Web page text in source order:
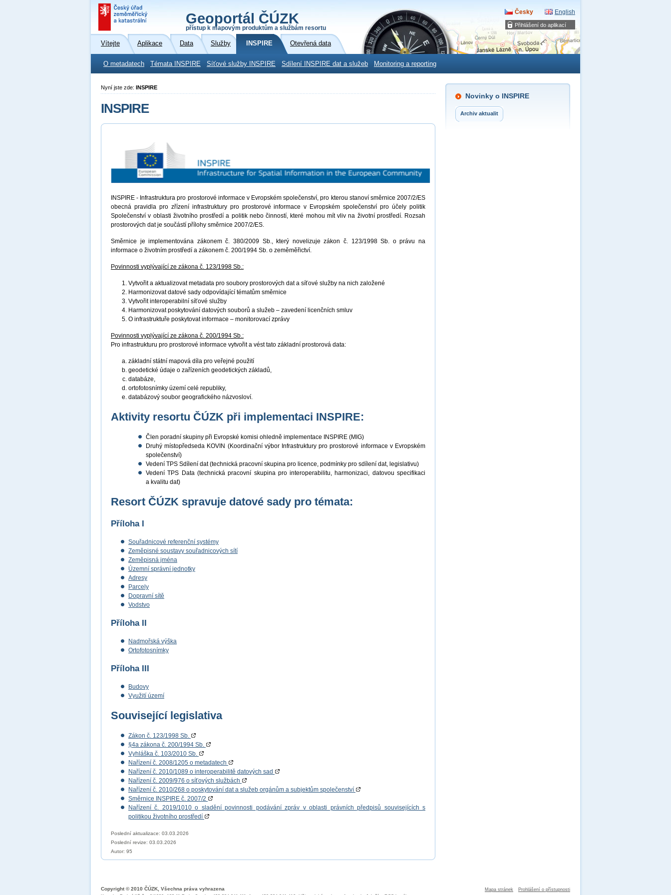
Přihlášení do aplikací
Geoportál ČÚZK
přístup k mapovým produktům a službám resortu
Česky English
Vítejte Aplikace Data Služby INSPIRE Otevřená data
O metadatech Témata INSPIRE Síťové služby INSPIRE Sdílení INSPIRE dat a služeb Monitoring a reporting
Novinky o INSPIRE
Archiv aktualit
Nyní jste zde: INSPIRE
INSPIRE
INSPIRE - Infrastruktura pro prostorové informace v Evropském společenství, pro kterou stanoví směrnice 2007/2/ES
obecná pravidla pro zřízení infrastruktury pro prostorové informace v Evropském společenství pro účely politik
Společenství v oblasti životního prostředí a politik nebo činností, které mohou mít vliv na životní prostředí. Rozsah
prostorových dat je součástí přílohy směrnice 2007/2/ES.
Směrnice je implementována zákonem č. 380/2009 Sb., který novelizuje zákon č. 123/1998 Sb. o právu na
informace o životním prostředí a zákonem č. 200/1994 Sb. o zeměměřictví.
Povinnosti vyplývající ze zákona č. 123/1998 Sb.:
Vytvořit a aktualizovat metadata pro soubory prostorových dat a síťové služby na nich založené
Harmonizovat datové sady odpovídající tématům směrnice
Vytvořit interoperabilní síťové služby
Harmonizovat poskytování datových souborů a služeb – zavedení licenčních smluv
O infrastruktuře poskytovat informace – monitorovací zprávy
Povinnosti vyplývající ze zákona č. 200/1994 Sb.:
Pro infrastrukturu pro prostorové informace vytvořit a vést tato základní prostorová data:
základní státní mapová díla pro veřejné použití
geodetické údaje o zařízeních geodetických základů,
databáze,
ortofotosnímky území celé republiky,
databázový soubor geografického názvosloví.
Aktivity resortu ČÚZK při implementaci INSPIRE:
Člen poradní skupiny při Evropské komisi ohledně implementace INSPIRE (MIG)
Druhý místopředseda KOVIN (Koordinační výbor Infrastruktury pro prostorové informace v Evropském
společenství)
Vedení TPS Sdílení dat (technická pracovní skupina pro licence, podmínky pro sdílení dat, legislativu)
Vedení TPS Data (technická pracovní skupina pro interoperabilitu, harmonizaci, datovou specifikaci
a kvalitu dat)
Resort ČÚZK spravuje datové sady pro témata:
Příloha I
Souřadnicové referenční systémy
Zeměpisné soustavy souřadnicových sítí
Zeměpisná jména
Územní správní jednotky
Adresy
Parcely
Dopravní sítě
Vodstvo
Příloha II
Nadmořská výška
Ortofotosnímky
Příloha III
Budovy
Využití území
Související legislativa
Zákon č. 123/1998 Sb.
§4a zákona č. 200/1994 Sb.
Vyhláška č. 103/2010 Sb.
Nařízení č. 2008/1205 o metadatech
Nařízení č. 2010/1089 o interoperabilitě datových sad
Nařízení č. 2009/976 o síťových službách
Nařízení č. 2010/268 o poskytování dat a služeb orgánům a subjektům společenství
Směrnice INSPIRE č. 2007/2
Nařízení č. 2019/1010 o sladění povinnosti podávání zpráv v oblasti právních předpisů souvisejících s
politikou životního prostředí
Poslední aktualizace: 03.03.2026
Poslední revize: 03.03.2026
Autor: 95
Mapa stránek Prohlášení o přístupnosti
Copyright © 2010 ČÚZK, Všechna práva vyhrazena